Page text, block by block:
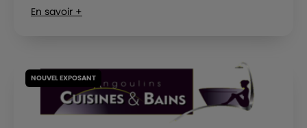
En savoir +
NOUVEL EXPOSANT